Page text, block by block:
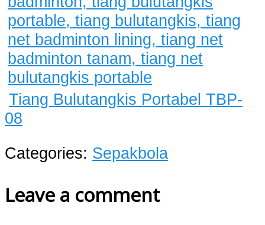
Tiang Bulutangkis Portabel TBP-
08
Categories: Sepakbola
Leave a comment